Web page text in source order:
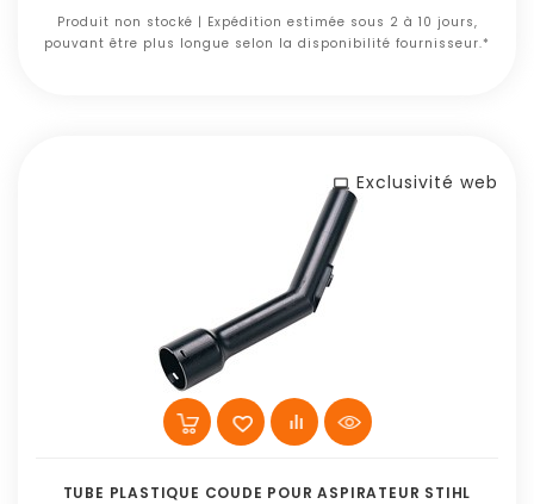
Produit non stocké | Expédition estimée sous 2 à 10 jours,
pouvant être plus longue selon la disponibilité fournisseur.*
Exclusivité web
TUBE PLASTIQUE COUDE POUR ASPIRATEUR STIHL